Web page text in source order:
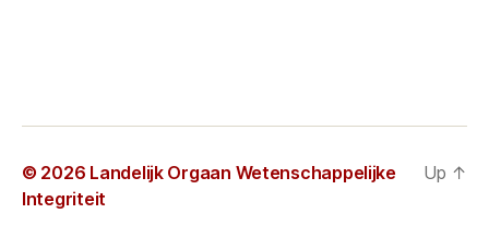
© 2026 Landelijk Orgaan Wetenschappelijke
Integriteit
Up ↑